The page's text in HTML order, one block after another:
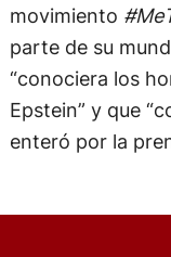
movimiento
parte de su
“conociera los
Epstein” y que
enteró por la